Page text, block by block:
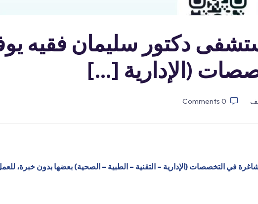
دكتور سليمان فقيه
(الإدارية […]
0
Comments
في التخصصات (الإدارية – التقنية – الطبية – الصحية) بعضها بدون خبرة،